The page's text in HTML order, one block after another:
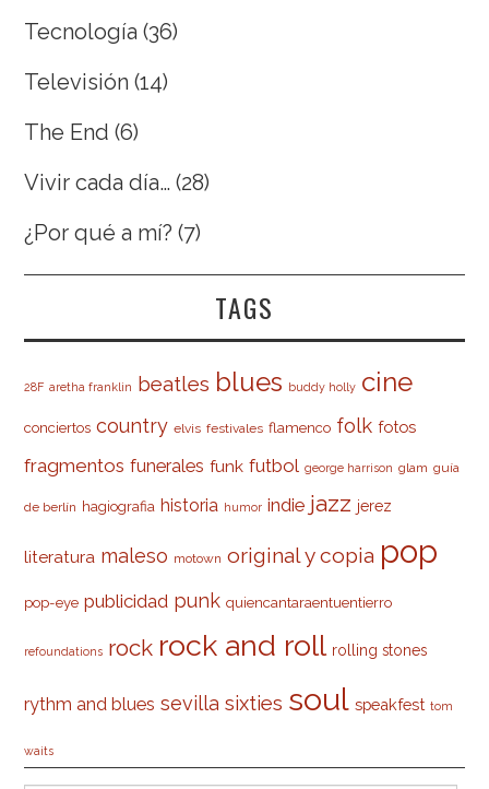
Tecnología (36)
Televisión (14)
The End (6)
Vivir cada día… (28)
¿Por qué a mí? (7)
TAGS
28F aretha franklin beatles blues buddy holly cine
conciertos country elvis festivales flamenco folk fotos
fragmentos funerales funk futbol george harrison glam guía
de berlín hagiografia historia humor indie jazz jerez
literatura maleso motown original y copia pop
pop-eye publicidad punk quiencantaraentuentierro
refoundations rock rock and roll rolling stones
rythm and blues sevilla sixties soul speakfest tom
waits